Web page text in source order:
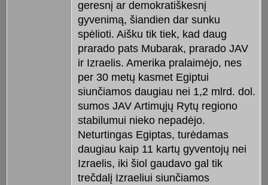
geresnį ar demokratiškesnį
gyvenimą, šiandien dar sunku
spėlioti. Aišku tik tiek, kad daug
prarado pats Mubarak, prarado JAV
ir Izraelis. Amerika pralaimėjo, nes
per 30 metų kasmet Egiptui
siunčiamos daugiau nei 1,2 mlrd. dol.
sumos JAV Artimųjų Rytų regiono
stabilumui nieko nepadėjo.
Neturtingas Egiptas, turėdamas
daugiau kaip 11 kartų gyventojų nei
Izraelis, iki šiol gaudavo gal tik
trečdalį Izraeliui siunčiamos